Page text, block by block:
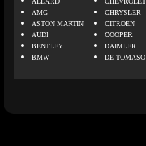
AMG
ASTON MARTIN
AUDI
BENTLEY
BMW
CHRYSLER
CITROEN
COOPER
DAIMLER
DE TOMASO